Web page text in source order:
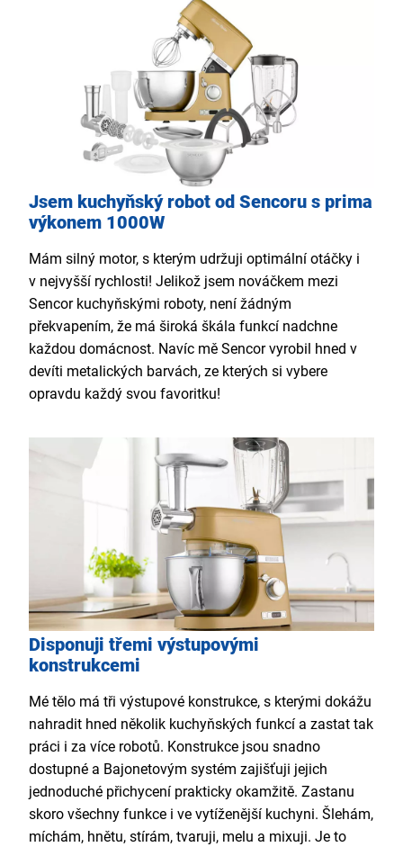
Jsem kuchyňský robot od Sencoru s prima
výkonem 1000W
Mám silný motor, s kterým udržuji optimální otáčky i
v nejvyšší rychlosti! Jelikož jsem nováčkem mezi
Sencor kuchyňskými roboty, není žádným
překvapením, že má široká škála funkcí nadchne
každou domácnost. Navíc mě Sencor vyrobil hned v
devíti metalických barvách, ze kterých si vybere
opravdu každý svou favoritku!
Disponuji třemi výstupovými
konstrukcemi
Mé tělo má tři výstupové konstrukce, s kterými dokážu
nahradit hned několik kuchyňských funkcí a zastat tak
práci i za více robotů. Konstrukce jsou snadno
dostupné a Bajonetovým systém zajišťuji jejich
jednoduché přichycení prakticky okamžitě. Zastanu
skoro všechny funkce i ve vytíženější kuchyni. Šlehám,
míchám, hnětu, stírám, tvaruji, melu a mixuji. Je to